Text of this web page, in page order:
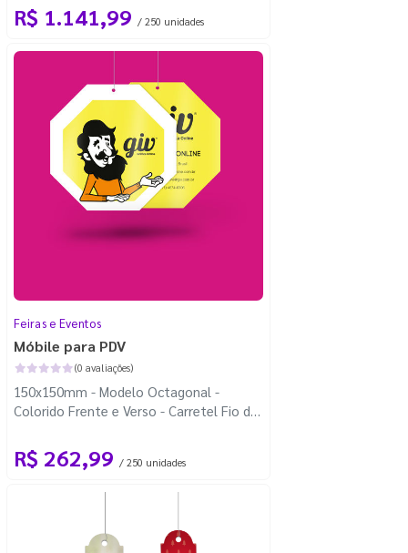
R$ 1.141,99 / 250 unidades
Feiras e Eventos
Móbile para PDV
(0 avaliações)
150x150mm - Modelo Octagonal -
Colorido Frente e Verso - Carretel Fio de
R$ 262,99 / 250 unidades